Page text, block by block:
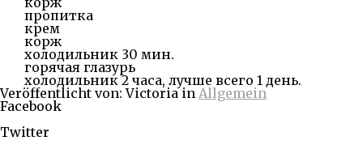
пропитка
крем
корж
холодильник 30 мин.
горячая глазурь
холодильник 2 часа, лучше всего 1 день.
Veröffentlicht von: Victoria in Allgemein
Facebook
Twitter